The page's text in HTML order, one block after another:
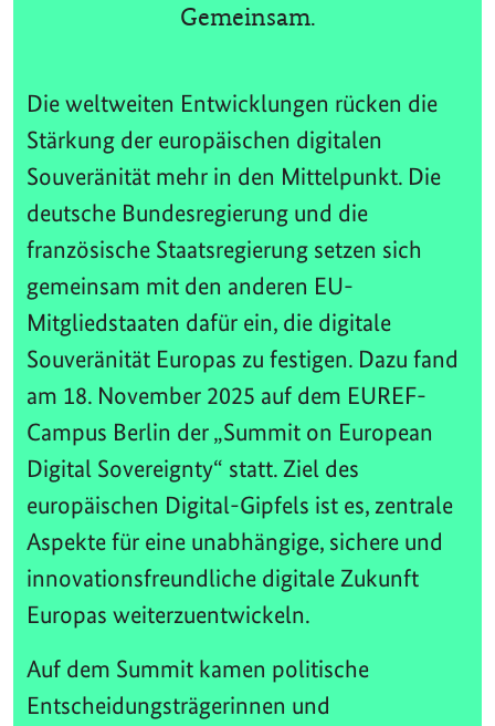
Gemeinsam.
Die weltweiten Entwicklungen rücken die
Stärkung der europäischen digitalen
Souveränität mehr in den Mittelpunkt. Die
deutsche Bundesregierung und die
französische Staatsregierung setzen sich
gemeinsam mit den anderen EU-
Mitgliedstaaten dafür ein, die digitale
Souveränität Europas zu festigen. Dazu fand
am 18. November 2025 auf dem EUREF-
Campus Berlin der „Summit on European
Digital Sovereignty“ statt. Ziel des
europäischen Digital-Gipfels ist es, zentrale
Aspekte für eine unabhängige, sichere und
innovationsfreundliche digitale Zukunft
Europas weiterzuentwickeln.
Auf dem Summit kamen politische
Entscheidungsträgerinnen und